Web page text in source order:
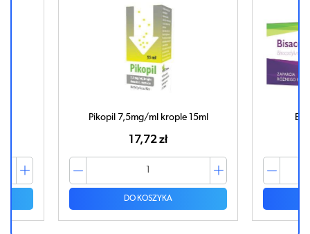
Pikopil 7,5mg/ml krople 15ml
17,72 zł
DO KOSZYKA